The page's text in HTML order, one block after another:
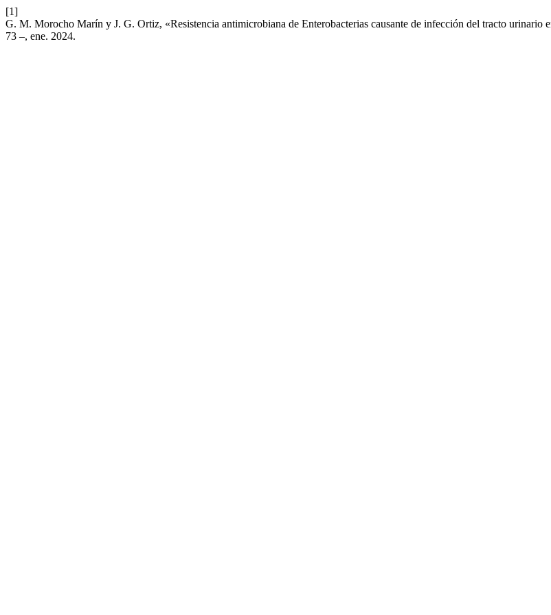
[1]
G. M. Morocho Marín y J. G. Ortiz, «Resistencia antimicrobiana de Enterobacterias causante de infección del tracto urinario
73 –, ene. 2024.